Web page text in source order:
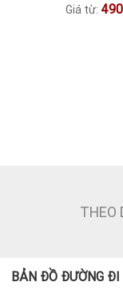
Giá từ:
THEO
BẢN ĐỒ ĐƯỜNG ĐI